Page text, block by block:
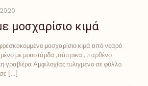
μοσχαρίσιο κιμά
μοσχαρίσιο κιμά από νεαρό
με μουστάρδα ,πάπρικα , παρθένο
γραβιέρα Αμφιλοχίας τυλιγμένο σε φύλλο
[…]